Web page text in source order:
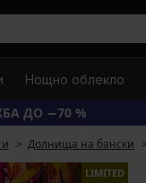
Нощно облекло
ДО −70 %
Долнища на бански
LIMITED